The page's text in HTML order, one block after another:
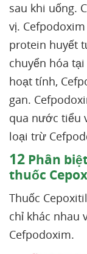
sau khi uống.
vị.
protein huyết
chuyển hóa
hoạt tính,
gan.
qua nước tiểu
loại trừ
12 Phân
thuốc
Thuốc
chỉ khác nhau
Cefpodoxim.